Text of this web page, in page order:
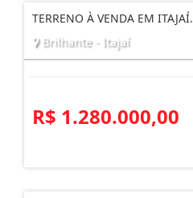
TERRENO À VENDA EM ITAJAÍ.
Brilhante - Itajaí
R$ 1.280.000,00